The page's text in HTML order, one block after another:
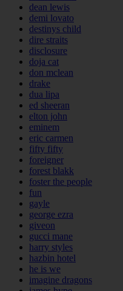
dean lewis
demi lovato
destinys child
dire straits
disclosure
doja cat
don mclean
drake
dua lipa
ed sheeran
elton john
eminem
eric carmen
fifty fifty
foreigner
forest blakk
foster the people
fun
gayle
george ezra
giveon
gucci mane
harry styles
hazbin hotel
he is we
imagine dragons